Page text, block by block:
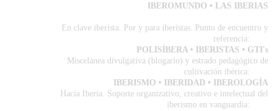
IBEROMUNDO • LAS IBERIAS
En clave iberista. Por y para iberistas. Punto de encuentro y
referencia:
POLISÍBERA • IBERISTAS • GTI's
Miscelánea divulgativa (blogario) y estrado pedagógico de
cultivación ibérica:
IBERISMO • IBERIDAD • IBEROLOGÍA
Hacia Iberia. Soporte organizativo, creativo e intelectual del
iberismo en vanguardia: